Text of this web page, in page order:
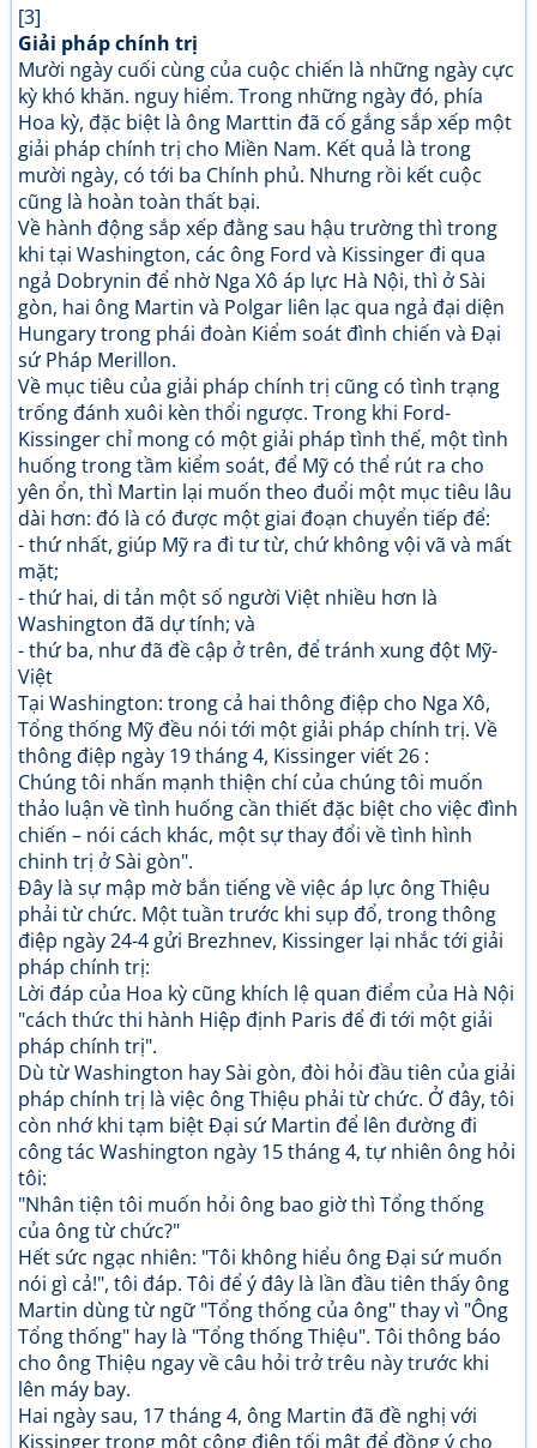
[3]
Giải pháp chính trị
Mười ngày cuối cùng của cuộc chiến là những ngày cực
kỳ khó khăn. nguy hiểm. Trong những ngày đó, phía
Hoa kỳ, đặc biệt là ông Marttin đã cố gắng sắp xếp một
giải pháp chính trị cho Miền Nam. Kết quả là trong
mười ngày, có tới ba Chính phủ. Nhưng rồi kết cuộc
cũng là hoàn toàn thất bại.
Về hành động sắp xếp đằng sau hậu trường thì trong
khi tại Washington, các ông Ford và Kissinger đi qua
ngả Dobrynin để nhờ Nga Xô áp lực Hà Nội, thì ở Sài
gòn, hai ông Martin và Polgar liên lạc qua ngả đại diện
Hungary trong phái đoàn Kiểm soát đình chiến và Đại
sứ Pháp Merillon.
Về mục tiêu của giải pháp chính trị cũng có tình trạng
trống đánh xuôi kèn thổi ngược. Trong khi Ford-
Kissinger chỉ mong có một giải pháp tình thế, một tình
huống trong tầm kiểm soát, để Mỹ có thể rút ra cho
yên ổn, thì Martin lại muốn theo đuổi một mục tiêu lâu
dài hơn: đó là có được một giai đoạn chuyển tiếp để:
- thứ nhất, giúp Mỹ ra đi tư từ, chứ không vội vã và mất
mặt;
- thứ hai, di tản một số người Việt nhiều hơn là
Washington đã dự tính; và
- thứ ba, như đã đề cập ở trên, để tránh xung đột Mỹ-
Việt
Tại Washington: trong cả hai thông điệp cho Nga Xô,
Tổng thống Mỹ đều nói tới một giải pháp chính trị. Về
thông điệp ngày 19 tháng 4, Kissinger viết 26 :
Chúng tôi nhấn mạnh thiện chí của chúng tôi muốn
thảo luận về tình huống cần thiết đặc biệt cho việc đình
chiến – nói cách khác, một sự thay đổi về tình hình
chinh trị ở Sài gòn".
Đây là sự mập mờ bắn tiếng về việc áp lực ông Thiệu
phải từ chức. Một tuần trước khi sụp đổ, trong thông
điệp ngày 24-4 gửi Brezhnev, Kissinger lại nhắc tới giải
pháp chính trị:
Lời đáp của Hoa kỳ cũng khích lệ quan điểm của Hà Nội
"cách thức thi hành Hiệp định Paris để đi tới một giải
pháp chính trị".
Dù từ Washington hay Sài gòn, đòi hỏi đầu tiên của giải
pháp chính trị là việc ông Thiệu phải từ chức. Ở đây, tôi
còn nhớ khi tạm biệt Đại sứ Martin để lên đường đi
công tác Washington ngày 15 tháng 4, tự nhiên ông hỏi
tôi:
"Nhân tiện tôi muốn hỏi ông bao giờ thì Tổng thống
của ông từ chức?"
Hết sức ngạc nhiên: "Tôi không hiểu ông Đại sứ muốn
nói gì cả!", tôi đáp. Tôi để ý đây là lần đầu tiên thấy ông
Martin dùng từ ngữ "Tổng thống của ông" thay vì "Ông
Tổng thống" hay là "Tổng thống Thiệu". Tôi thông báo
cho ông Thiệu ngay về câu hỏi trở trêu này trước khi
lên máy bay.
Hai ngày sau, 17 tháng 4, ông Martin đã đề nghị với
Kissinger trong một công điện tối mật để đồng ý cho